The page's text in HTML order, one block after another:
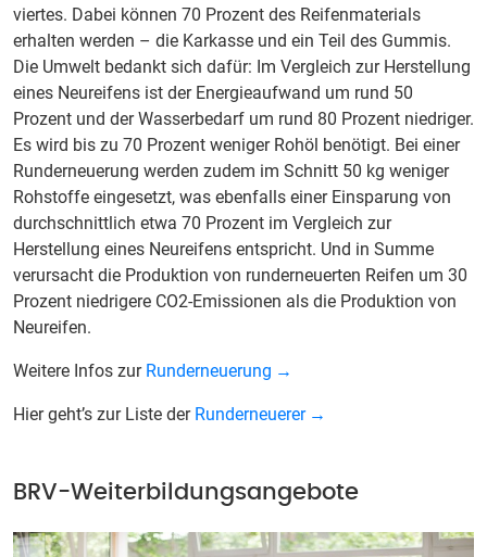
viertes. Dabei können 70 Prozent des Reifenmaterials
erhalten werden – die Karkasse und ein Teil des Gummis.
Die Umwelt bedankt sich dafür: Im Vergleich zur Herstellung
eines Neureifens ist der Energieaufwand um rund 50
Prozent und der Wasserbedarf um rund 80 Prozent niedriger.
Es wird bis zu 70 Prozent weniger Rohöl benötigt. Bei einer
Runderneuerung werden zudem im Schnitt 50 kg weniger
Rohstoffe eingesetzt, was ebenfalls einer Einsparung von
durchschnittlich etwa 70 Prozent im Vergleich zur
Herstellung eines Neureifens entspricht. Und in Summe
verursacht die Produktion von runderneuerten Reifen um 30
Prozent niedrigere CO2-Emissionen als die Produktion von
Neureifen.
Weitere Infos zur Runderneuerung
Hier geht’s zur Liste der Runderneuerer
BRV-Weiterbildungsangebote